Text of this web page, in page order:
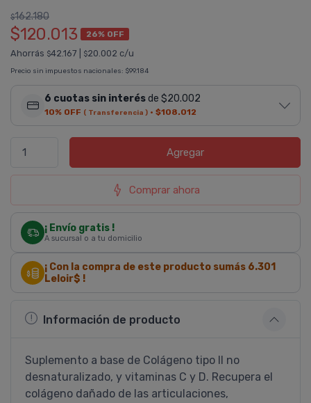
$162.180
$120.013 26% OFF
Ahorrás $42.167 $20.002 c/u
Precio sin impuestos nacionales: $99.184
6 cuotas sin interésde $20.002
10% OFF ( Transferencia ) · $108.012
Agregar
Comprar ahora
¡ Envío gratis !
A sucursal o a tu domicilio
¡ Con la compra de este producto sumás 6.301
Leloir$ !
Información de producto
Suplemento a base de Colágeno tipo II no
desnaturalizado, y vitaminas C y D. Recupera el
colágeno dañado de las articulaciones,